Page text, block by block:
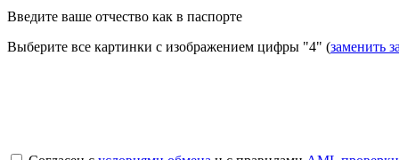
Введите ваше отчество как в паспорте
Выберите все картинки с изображением цифры "4" (заменить